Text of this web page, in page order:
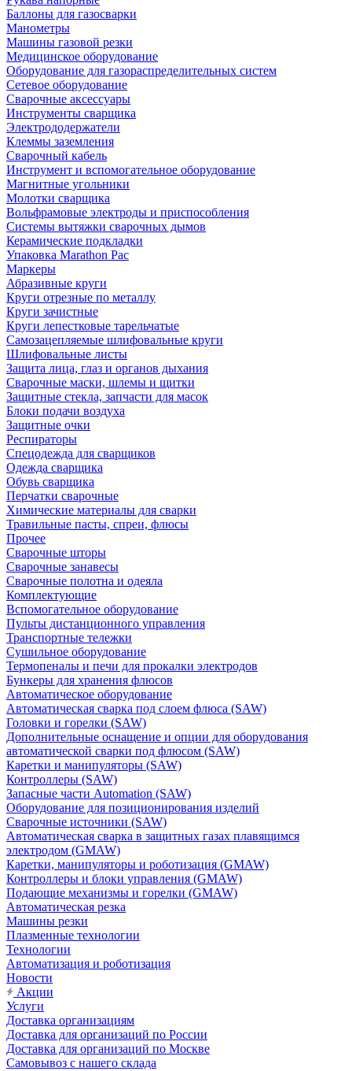
Баллоны для газосварки
Манометры
Машины газовой резки
Медицинское оборудование
Оборудование для газораспределительных систем
Сетевое оборудование
Сварочные аксессуары
Инструменты сварщика
Электрододержатели
Клеммы заземления
Сварочный кабель
Инструмент и вспомогательное оборудование
Магнитные угольники
Молотки сварщика
Вольфрамовые электроды и приспособления
Системы вытяжки сварочных дымов
Керамические подкладки
Упаковка Marathon Pac
Маркеры
Абразивные круги
Круги отрезные по металлу
Круги зачистные
Круги лепестковые тарельчатые
Самозацепляемые шлифовальные круги
Шлифовальные листы
Защита лица, глаз и органов дыхания
Сварочные маски, шлемы и щитки
Защитные стекла, запчасти для масок
Блоки подачи воздуха
Защитные очки
Респираторы
Спецодежда для сварщиков
Одежда сварщика
Обувь сварщика
Перчатки сварочные
Химические материалы для сварки
Травильные пасты, спреи, флюсы
Прочее
Сварочные шторы
Сварочные занавесы
Сварочные полотна и одеяла
Комплектующие
Вспомогательное оборудование
Пульты дистанционного управления
Транспортные тележки
Сушильное оборудование
Термопеналы и печи для прокалки электродов
Бункеры для хранения флюсов
Автоматическое оборудование
Автоматическая сварка под слоем флюса (SAW)
Головки и горелки (SAW)
Дополнительные оснащение и опции для оборудования
автоматической сварки под флюсом (SAW)
Каретки и манипуляторы (SAW)
Контроллеры (SAW)
Запасные части Automation (SAW)
Оборудование для позиционирования изделий
Сварочные источники (SAW)
Автоматическая сварка в защитных газах плавящимся
электродом (GMAW)
Каретки, манипуляторы и роботизация (GMAW)
Контроллеры и блоки управления (GMAW)
Подающие механизмы и горелки (GMAW)
Автоматическая резка
Машины резки
Плазменные технологии
Технологии
Автоматизация и роботизация
Новости
Акции
Услуги
Доставка организациям
Доставка для организаций по России
Доставка для организаций по Москве
Самовывоз с нашего склада